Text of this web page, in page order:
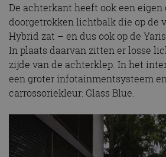
De achterkant heeft ook een eigen
doorgetrokken lichtbalk die op de
Hybrid zat – en dus ook op de
In plaats daarvan zitten er losse
zijde van de achterklep. In het
een groter infotainmentsysteem
carrossoriekleur: Glass Blue.